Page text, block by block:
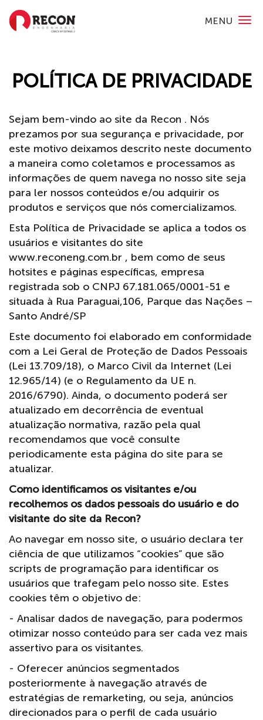
MENU
POLÍTICA DE PRIVACIDADE
Sejam bem-vindo ao site da Recon . Nós
prezamos por sua segurança e privacidade, por
este motivo deixamos descrito neste documento
a maneira como coletamos e processamos as
informações de quem navega no nosso site seja
para ler nossos conteúdos e/ou adquirir os
produtos e serviços que nós comercializamos.
Esta Política de Privacidade se aplica a todos os
usuários e visitantes do site
www.reconeng.com.br , bem como de seus
hotsites e páginas específicas, empresa
registrada sob o CNPJ 67.181.065/0001-51 e
situada à Rua Paraguai,106, Parque das Nações –
Santo André/SP
Este documento foi elaborado em conformidade
com a Lei Geral de Proteção de Dados Pessoais
(Lei 13.709/18), o Marco Civil da Internet (Lei
12.965/14) (e o Regulamento da UE n.
2016/6790). Ainda, o documento poderá ser
atualizado em decorrência de eventual
atualização normativa, razão pela qual
recomendamos que você consulte
periodicamente esta página do site para se
atualizar.
Como identificamos os visitantes e/ou
recolhemos os dados pessoais do usuário e do
visitante do site da Recon?
Ao navegar em nosso site, o usuário declara ter
ciência de que utilizamos “cookies” que são
scripts de programação para identificar os
usuários que trafegam pelo nosso site. Estes
cookies têm o objetivo de:
- Analisar dados de navegação, para podermos
otimizar nosso conteúdo para ser cada vez mais
assertivo para os visitantes.
- Oferecer anúncios segmentados
posteriormente à navegação através de
estratégias de remarketing, ou seja, anúncios
direcionados para o perfil de cada usuário